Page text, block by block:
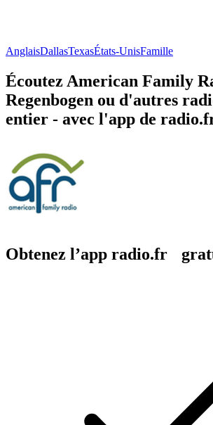
AnglaisDallasTexasÉtats-UnisFamille
Écoutez American Family
Regenbogen ou d'autres
entier - avec l'app de
Obtenez l’app radio.fr